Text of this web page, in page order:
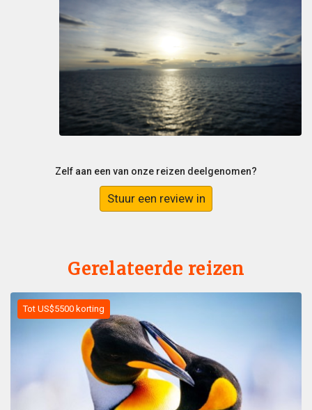
Zelf aan een van onze reizen deelgenomen?
Stuur een review in
Gerelateerde reizen
Tot US$5500 korting